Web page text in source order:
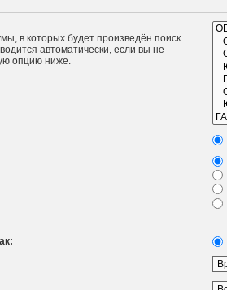
в которых будет произведён поиск.
автоматически, если вы не
опцию ниже.